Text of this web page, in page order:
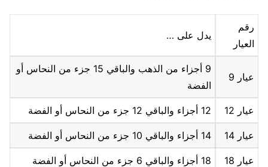
رقم
العيار
يدل على …
عيار 9
9 أجزاء من الذهب والباقي 15 جزء من النحاس أو
الفضة
عيار 12 12 أجزاء والباقي 12 جزء من النحاس أو الفضة
عيار 14 14 أجزاء والباقي 10 جزء من النحاس أو الفضة
عيار 18 18 أجزاء والباقي 6 جزء من النحاس أو الفضة